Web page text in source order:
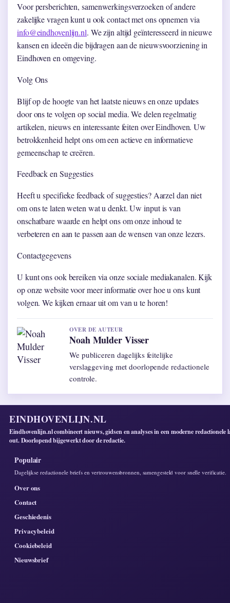
Voor persberichten, samenwerkingsverzoeken of andere
zakelijke vragen kunt u ook contact met ons opnemen via
info@eindhovenlijn.nl. We zijn altijd geïnteresseerd in nieuwe
kansen en ideeën die bijdragen aan de nieuwsvoorziening in
Eindhoven en omgeving.
Volg Ons
Blijf op de hoogte van het laatste nieuws en onze updates
door ons te volgen op social media. We delen regelmatig
artikelen, nieuws en interessante feiten over Eindhoven. Uw
betrokkenheid helpt ons om een actieve en informatieve
gemeenschap te creëren.
Feedback en Suggesties
Heeft u specifieke feedback of suggesties? Aarzel dan niet
om ons te laten weten wat u denkt. Uw input is van
onschatbare waarde en helpt ons om onze inhoud te
verbeteren en aan te passen aan de wensen van onze lezers.
Contactgegevens
U kunt ons ook bereiken via onze sociale mediakanalen. Kijk
op onze website voor meer informatie over hoe u ons kunt
volgen. We kijken ernaar uit om van u te horen!
OVER DE AUTEUR
Noah Mulder Visser
We publiceren dagelijks feitelijke
verslaggeving met doorlopende redactionele
controle.
EINDHOVENLIJN.NL
Eindhovenlijn.nl combineert nieuws, gidsen en analyses in een moderne redactionele
out. Doorlopend bijgewerkt door de redactie.
Populair
Dagelijkse redactionele briefs en vertrouwensbronnen, samengesteld voor snelle verificatie.
Over ons
Contact
Geschiedenis
Privacybeleid
Cookiebeleid
Nieuwsbrief